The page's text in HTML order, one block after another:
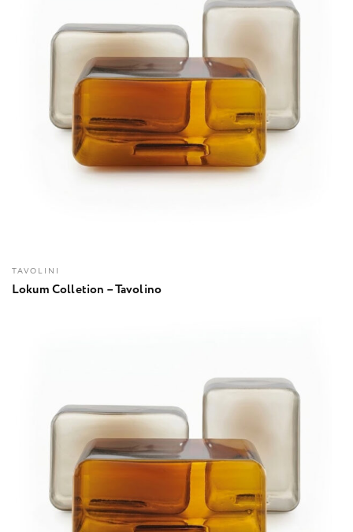
TAVOLINI
Lokum Colletion – Tavolino